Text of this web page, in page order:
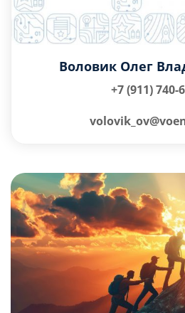
Воловик Олег
+7 (911) 740-